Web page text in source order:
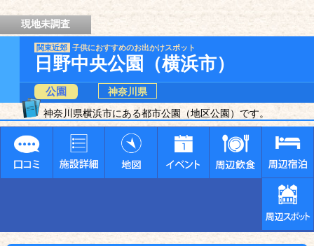
現地未調査
関東近郊 子供におすすめのお出かけスポット
日野中央公園（横浜市）
公園
神奈川県
神奈川県横浜市にある都市公園（地区公園）です。